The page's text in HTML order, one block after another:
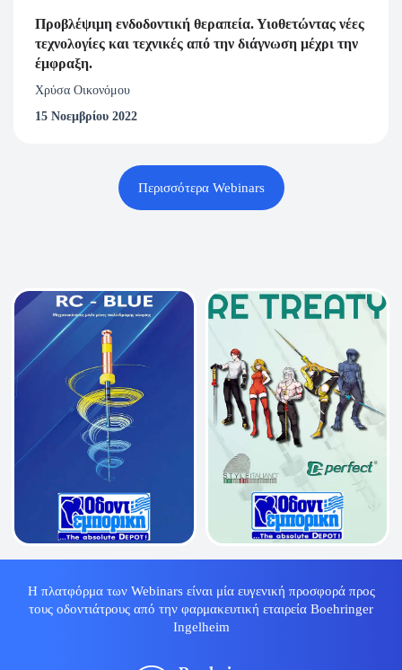
Προβλέψιμη ενδοδοντική θεραπεία. Υιοθετώντας νέες
τεχνολογίες και τεχνικές από την διάγνωση μέχρι την
έμφραξη.
Χρύσα Οικονόμου
15 Νοεμβρίου 2022
Περισσότερα Webinars
Η πλατφόρμα των Webinars είναι μία ευγενική προσφορά προς
τους οδοντιάτρους από την φαρμακευτική εταιρεία Boehringer
Ingelheim